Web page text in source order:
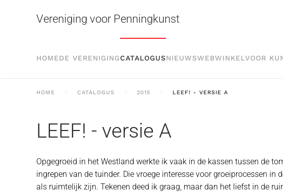
Skip to main content
Vereniging voor Penningkunst
HOMEDE VERENIGINGCATALOGUSNIEUWSWEBWINKELVOOR
HOME CATALOGUS 2015 LEEF! - VERSIE A
LEEF! - versie A
Opgegroeid in het Westland werkte ik vaak in de kassen tussen de
ingrepen van de tuinder. Die vroege interesse voor groeiprocessen
als ruimtelijk zijn. Tekenen deed ik graag, maar dan het liefst in de